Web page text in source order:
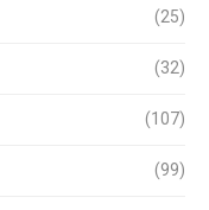
(25)
(32)
(107)
(99)